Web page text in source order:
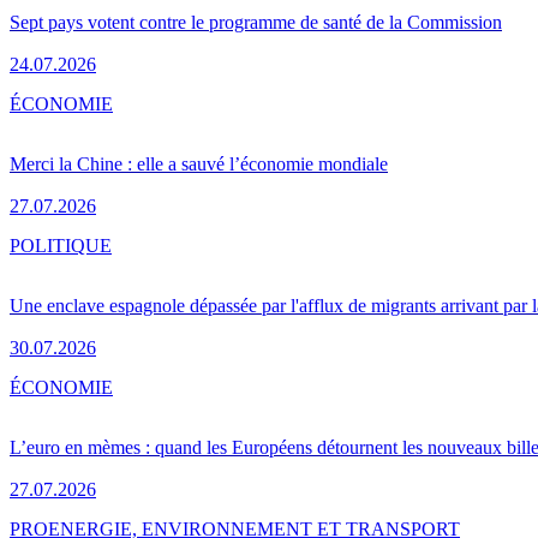
Sept pays votent contre le programme de santé de la Commission
24.07.2026
Merci la Chine : elle a sauvé l’économie mondiale
27.07.2026
ÉCONOMIE
Une enclave espagnole dépassée par l'afflux de migrants arrivant par
30.07.2026
POLITIQUE
L’euro en mèmes : quand les Européens détournent les nouveaux
27.07.2026
ÉCONOMIE
PROENERGIE, ENVIRONNEMENT ET TRANSPORT